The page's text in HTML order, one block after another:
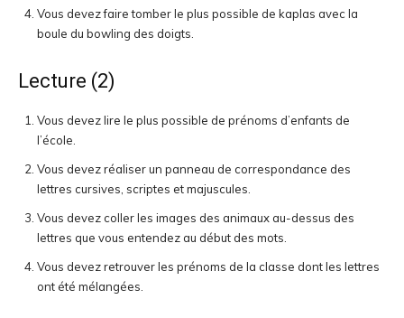
Vous devez faire tomber le plus possible de kaplas avec la
boule du bowling des doigts.
Lecture (2)
Vous devez lire le plus possible de prénoms d’enfants de
l’école.
Vous devez réaliser un panneau de correspondance des
lettres cursives, scriptes et majuscules.
Vous devez coller les images des animaux au-dessus des
lettres que vous entendez au début des mots.
Vous devez retrouver les prénoms de la classe dont les lettres
ont été mélangées.